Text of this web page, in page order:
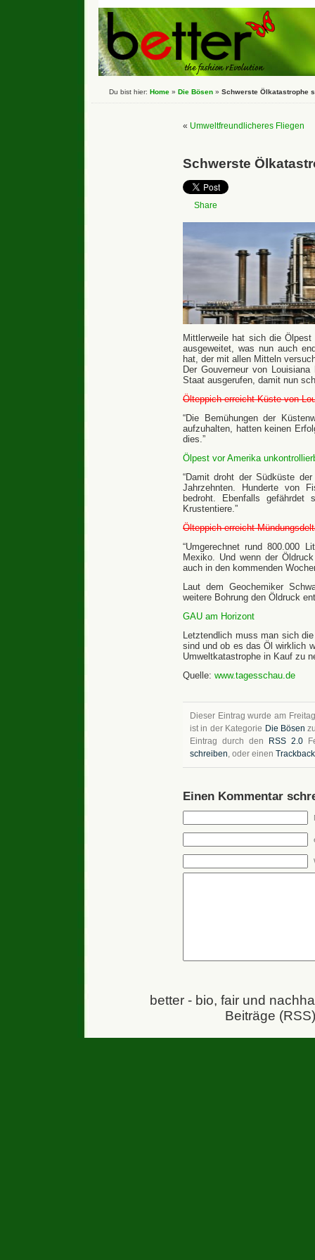
Du bist hier: Home » Die Bösen » Schwerste Ölkatastrophe
« Umweltfreundlicheres Fliegen
Schwerste
Share
Mittlerweile hat sich die
ausgeweitet, was nun auch
hat, der mit allen Mitteln
Der Gouverneur von
Staat ausgerufen, damit nun
Ölteppich erreicht Küste von
“Die Bemühungen der
aufzuhalten, hatten keinen
dies.”
Ölpest vor Amerika
“Damit droht der Südküste
Jahrzehnten. Hunderte von
bedroht. Ebenfalls gefährdet
Krustentiere.”
Ölteppich erreicht
“Umgerechnet rund 800.000
Mexiko. Und wenn der
auch in den kommenden
Laut dem Geochemiker
weitere Bohrung den Öldruck
GAU am Horizont
Letztendlich muss man sich
sind und ob es das Öl wirklich
Umweltkatastrophe in Kauf zu
Quelle: www.tagesschau.de
Dieser Eintrag wurde am
ist in der Kategorie Die Bösen
Eintrag durch den
RSS 2.0
schreiben, oder einen Trackback
Einen Kommentar
better - bio, fair und
Beiträge (RSS)